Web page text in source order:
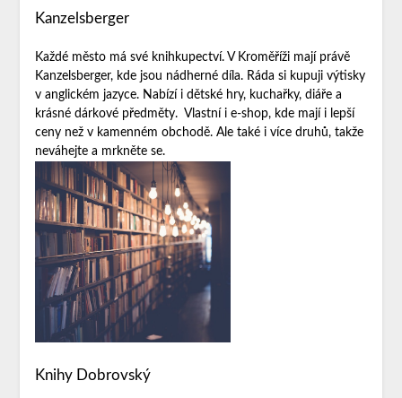
Kanzelsberger
Každé město má své knihkupectví. V Kroměříži mají právě
Kanzelsberger, kde jsou nádherné díla. Ráda si kupuji výtisky
v anglickém jazyce. Nabízí i dětské hry, kuchařky, diáře a
krásné dárkové předměty. Vlastní i e-shop, kde mají i lepší
ceny než v kamenném obchodě. Ale také i více druhů, takže
neváhejte a mrkněte se.
Knihy Dobrovský